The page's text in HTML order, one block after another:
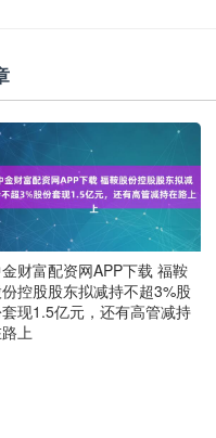
财富配资网APP下载 福鞍
控股股东拟减持不超3%股
现1.5亿元，还有高管减持
上